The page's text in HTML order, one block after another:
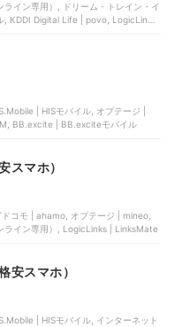
イン専用）, ドリーム・トレイン・イ
, KDDI Digital Life | povo, LogicLinks
| HISモバイル, オプテージ |
BB.excite | BB.exciteモバイル
スマホ）
コモ | ahamo, オプテージ | mineo,
ライン専用）, LogicLinks | LinksMate
安スマホ）
| HISモバイル, インターネット